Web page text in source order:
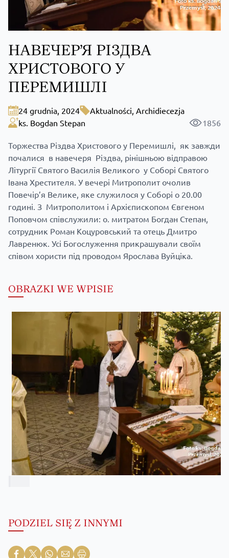
НАВЕЧЕР’Я РІЗДВА
ХРИСТОВОГО У
ПЕРЕМИШЛІ
24 grudnia, 2024 Aktualności, Archidiecezja
ks. Bogdan Stepan
1856
Торжества Різдва Христового у Перемишлі, як завжди
почалися в навечеря Різдва, рінішньою відправою
Літургії Святого Василія Великого у Соборі Святого
Івана Хрестителя. У вечері Митрополит очолив
Повечір’я Велике, яке служилося у Соборі о 20.00
годині. З Митрополитом і Архієпископом Євгеном
Поповчом співслужили: о. митратом Богдан Степан,
сотрудник Роман Коцуровський та отець Дмитро
Лавренюк. Усі Богослуження прикрашували своїм
співом хористи під проводом Ярослава Вуйціка.
OBRAZKI WE WPISIE
PODZIEL SIĘ Z INNYMI